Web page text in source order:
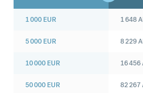
1 000 EUR
5 000 EUR
10 000 EUR
50 000 EUR
1 648
8 229
16 456
82 267